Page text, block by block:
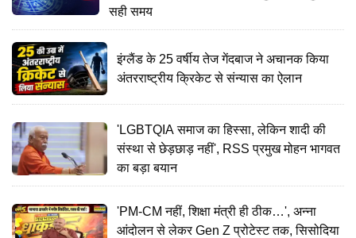
सही समय
इंग्लैंड के 25 वर्षीय तेज गेंदबाज ने अचानक किया
अंतरराष्ट्रीय क्रिकेट से संन्यास का ऐलान
'LGBTQIA समाज का हिस्सा, लेकिन शादी की
संस्था से छेड़छाड़ नहीं', RSS प्रमुख मोहन भागवत
का बड़ा बयान
'PM-CM नहीं, शिक्षा मंत्री ही ठीक…', अन्ना
आंदोलन से लेकर Gen Z प्रोटेस्ट तक, सिसोदिया